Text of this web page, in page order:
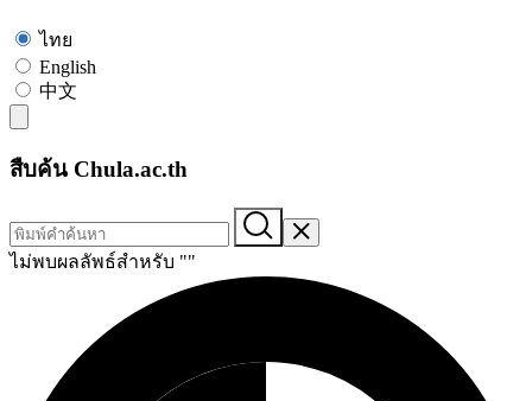
ไทย
English
中文
สืบค้น Chula.ac.th
ไม่พบผลลัพธ์สำหรับ ""